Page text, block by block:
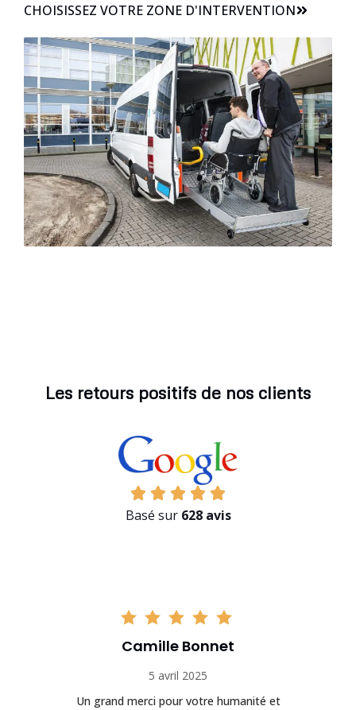
CHOISISSEZ VOTRE ZONE D'INTERVENTION
Les retours positifs de nos clients
Basé sur 628 avis
Camille Bonnet
5 avril 2025
Un grand merci pour votre humanité et